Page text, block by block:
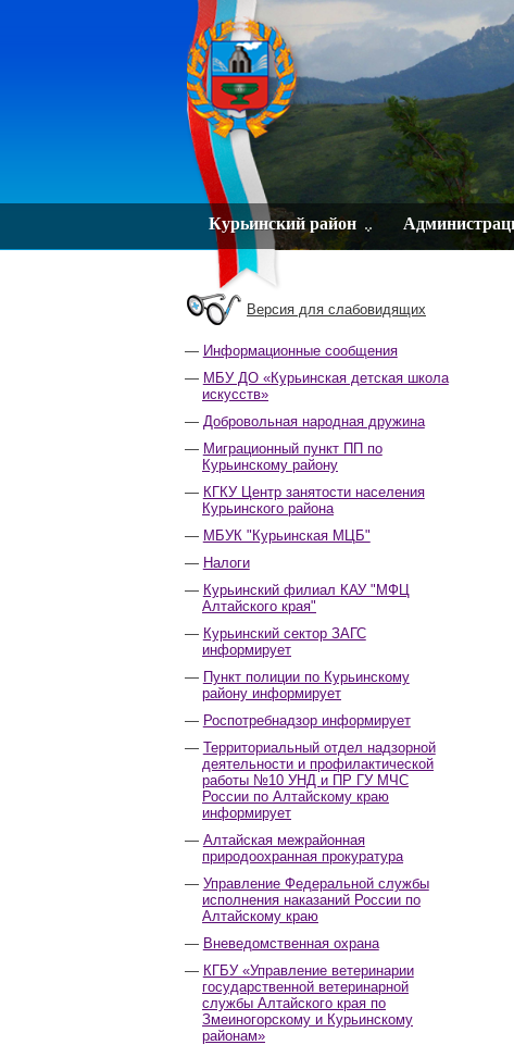
Курьинский район
Версия для слабовидящих
Информационные сообщения
МБУ ДО «Курьинская детская школа
искусств»
Добровольная народная дружина
Миграционный пункт ПП по
Курьинскому району
КГКУ Центр занятости населения
Курьинского района
МБУК "Курьинская МЦБ"
Налоги
Курьинский филиал КАУ "МФЦ
Алтайского края"
Курьинский сектор ЗАГС
информирует
Пункт полиции по Курьинскому
району информирует
Роспотребнадзор информирует
Территориальный отдел надзорной
деятельности и профилактической
работы №10 УНД и ПР ГУ МЧС
России по Алтайскому краю
информирует
Алтайская межрайонная
природоохранная прокуратура
Управление Федеральной службы
исполнения наказаний России по
Алтайскому краю
Вневедомственная охрана
КГБУ «Управление ветеринарии
государственной ветеринарной
службы Алтайского края по
Змеиногорскому и Курьинскому
районам»